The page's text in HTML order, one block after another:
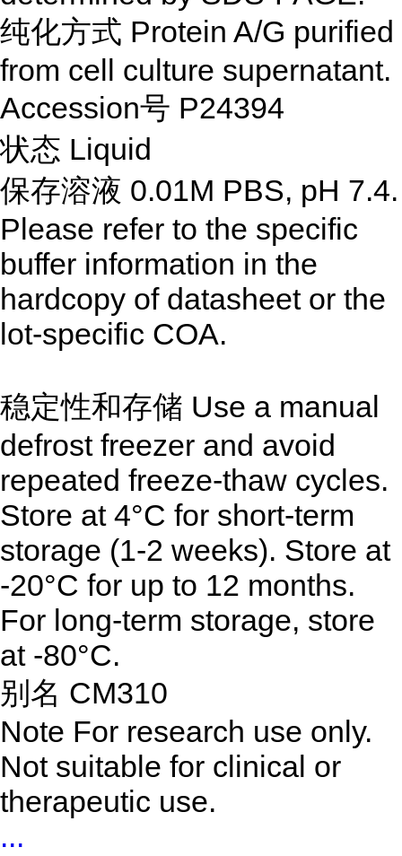
纯化方式 Protein A/G purified
from cell culture supernatant.
Accession号 P24394
状态 Liquid
保存溶液 0.01M PBS, pH 7.4.
Please refer to the specific
buffer information in the
hardcopy of datasheet or the
lot-specific COA.
稳定性和存储 Use a manual
defrost freezer and avoid
repeated freeze-thaw cycles.
Store at 4°C for short-term
storage (1-2 weeks). Store at
-20°C for up to 12 months.
For long-term storage, store
at -80°C.
别名 CM310
Note For research use only.
Not suitable for clinical or
therapeutic use.
...